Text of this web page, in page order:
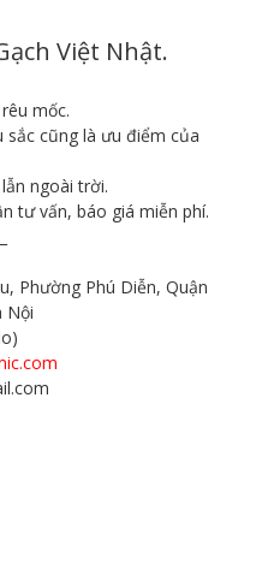
Việt Nhật.
mốc.
cũng là ưu điểm của
ngoài trời.
tư vấn, báo giá miễn phí.
Phường Phú Diễn, Quận
Nội